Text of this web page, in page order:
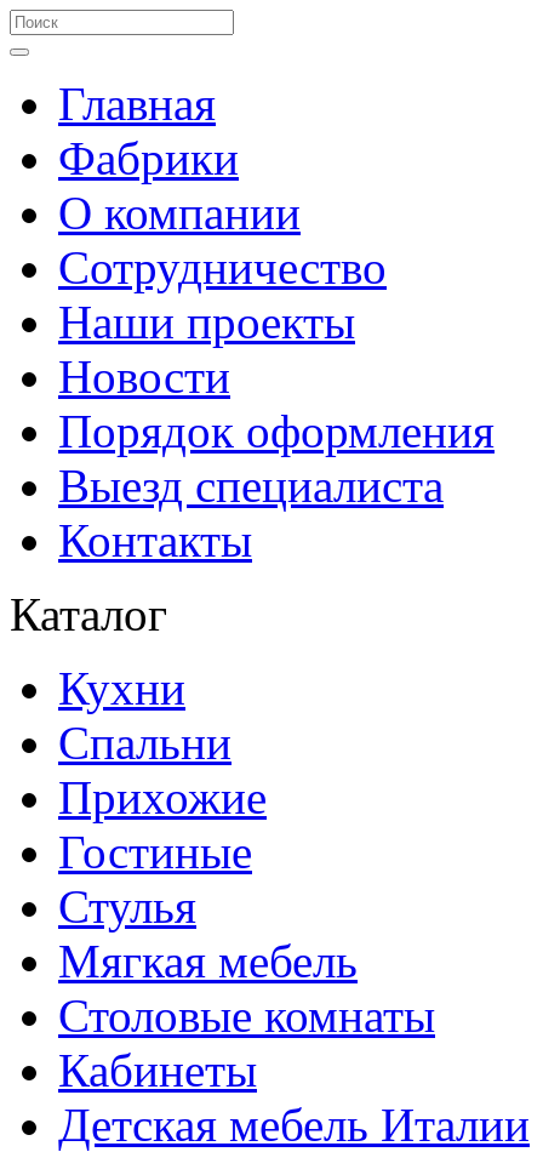
Главная
Фабрики
О компании
Сотрудничество
Наши проекты
Новости
Порядок оформления
Выезд специалиста
Контакты
Каталог
Кухни
Спальни
Прихожие
Гостиные
Стулья
Мягкая мебель
Столовые комнаты
Кабинеты
Детская мебель Италии